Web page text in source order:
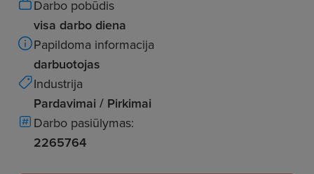
Darbo pobūdis
visa darbo diena
Papildoma informacija
darbuotojas
Industrija
Pardavimai / Pirkimai
Darbo pasiūlymas:
2265764